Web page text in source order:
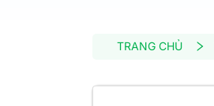
TRANG CHỦ